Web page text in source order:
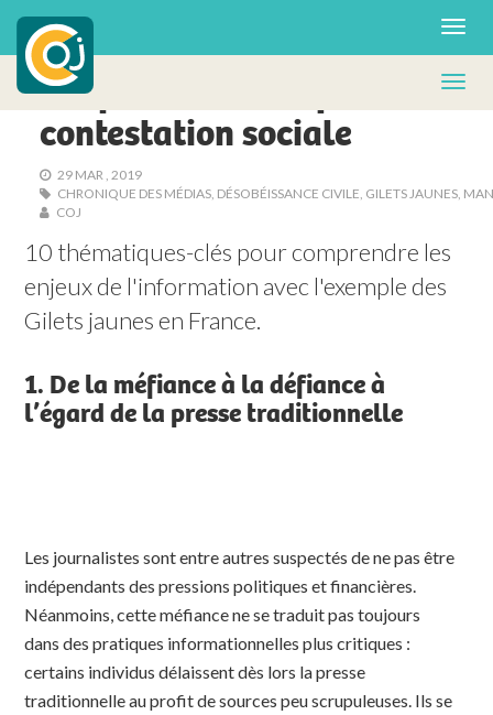
RENCONTRE & RÉFLEXION
S’informer en temps de
contestation sociale
29 MAR , 2019
CHRONIQUE DES MÉDIAS, DÉSOBÉISSANCE CIVILE GILETS JAUNES,
COJ
10 thématiques-clés pour comprendre les
enjeux de l'information avec l'exemple des
Gilets jaunes en France.
1. De la méfiance à la défiance à
l’égard de la presse traditionnelle
Les journalistes sont entre autres suspectés de ne pas être
indépendants des pressions politiques et financières.
Néanmoins, cette méfiance ne se traduit pas toujours
dans des pratiques informationnelles plus critiques :
certains individus délaissent dès lors la presse
traditionnelle au profit de sources peu scrupuleuses. Ils se